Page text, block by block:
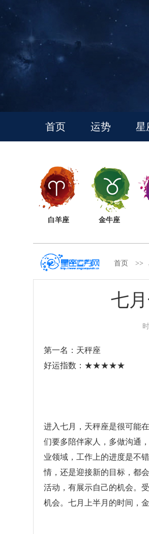
首页 运势 星
白羊座 金牛座
首页 >>
七
第一名：天秤座
好运指数：★★★★★
进入七月，天秤座是很可能
们要多陪伴家人，多做沟通
业领域，工作上的进度是不
情，还是迎接新的目标，都
活动，有展示自己的机会。
机会。七月上半月的时间，